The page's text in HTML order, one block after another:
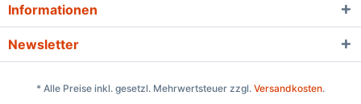
Informationen
Newsletter
* Alle Preise inkl. gesetzl. Mehrwertsteuer zzgl. Versandkosten.